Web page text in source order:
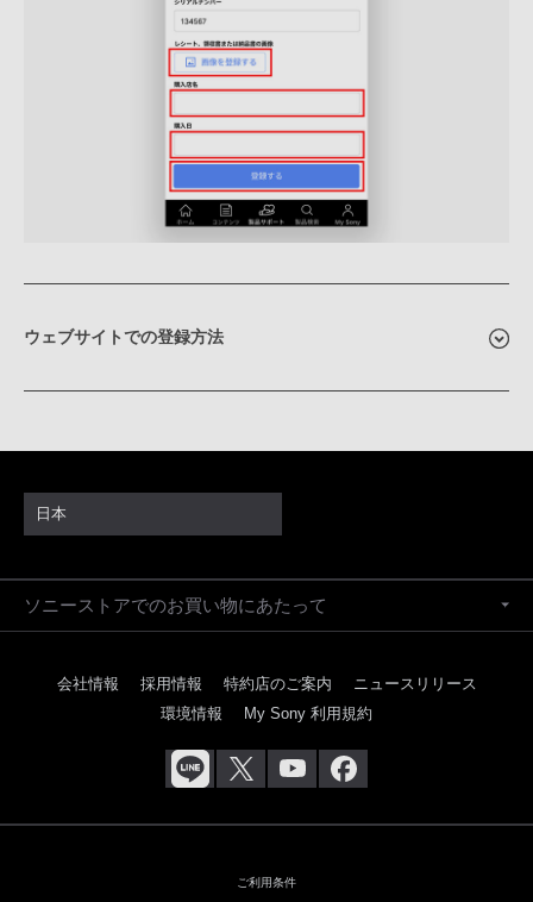
ウェブサイトでの登録方法
日本
ソニーストアでのお買い物にあたって
会社情報 採用情報 特約店のご案内
ニュースリリース
環境情報
My Sony 利用規約
ご利用条件